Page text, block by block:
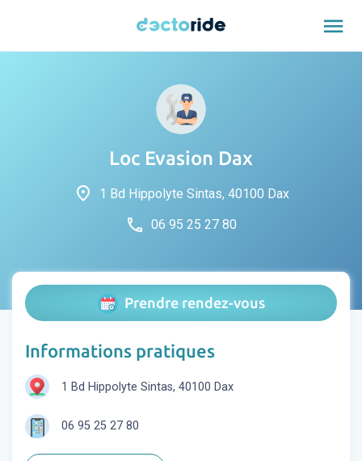
menu
Loc Evasion Dax
place 1 Bd Hippolyte Sintas, 40100 Dax
phone 06 95 25 27 80
Prendre rendez-vous
Informations pratiques
1 Bd Hippolyte Sintas, 40100 Dax
06 95 25 27 80